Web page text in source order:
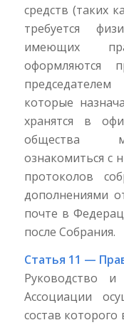
средств (таких
требуется
имеющих
оформляются
которые
хранятся в
общества
ознакомиться с
протоколов
дополнениями
почте в
после Собрания.
Статья 11 —
Руководство и
Ассоциации
состав